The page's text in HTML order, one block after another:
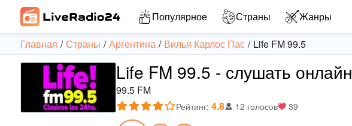
Популярное Страны Жанры
Главная Страны Аргентина Вилья Карлос Пас Life FM 99.5
Life FM 99.5 - слушать онлайн
99.5 FM
Рейтинг: 4.8 12 голосов 39